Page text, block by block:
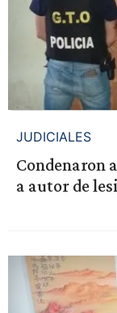
JUDICIALES
Condenaron
a autor de